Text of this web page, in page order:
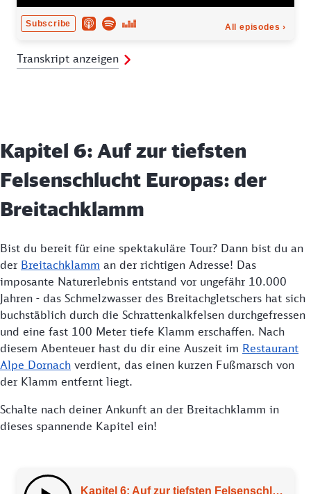
Transkript anzeigen
Kapitel 6: Auf zur tiefsten
Felsenschlucht Europas: der
Breitachklamm
Bist du bereit für eine spektakuläre Tour? Dann bist du an
der Breitachklamm an der richtigen Adresse! Das
imposante Naturerlebnis entstand vor ungefähr 10.000
Jahren - das Schmelzwasser des Breitachgletschers hat sich
buchstäblich durch die Schrattenkalkfelsen durchgefressen
und eine fast 100 Meter tiefe Klamm erschaffen. Nach
diesem Abenteuer hast du dir eine Auszeit im Restaurant
Alpe Dornach verdient, das einen kurzen Fußmarsch von
der Klamm entfernt liegt.
Schalte nach deiner Ankunft an der Breitachklamm in
dieses spannende Kapitel ein!